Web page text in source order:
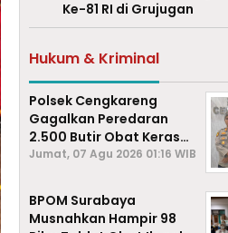
Ke-81 RI di Grujugan
Hukum & Kriminal
Polsek Cengkareng
Gagalkan Peredaran
2.500 Butir Obat Keras
Daftar G, Satu Pengedar
Jumat, 07 Agu 2026 01:16 WIB
BPOM Surabaya
Musnahkan Hampir 98